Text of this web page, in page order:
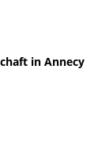
in Annecy